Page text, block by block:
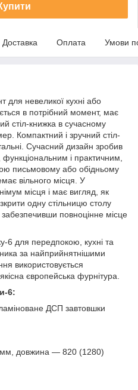
Доставка Оплата Умови
для невеликої кухні або
в потрібний момент, має
стіл-книжка в сучасному
Компактний і зручний стіл-
Сучасний дизайн зробив
і практичним,
письмовому або обідньому
вільного місця. У
місця і має вигляд, як
одну стільницю столу
забезпечивши повноцінне місце
6 для передпокою, кухні та
за найприйнятнішими
використовується
європейська фурнітура.
6:
ДСП завтовшки
довжина — 820 (1280)